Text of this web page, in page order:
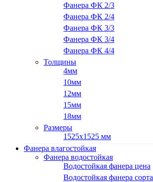
Фанера ФК 2/3
Фанера ФК 2/4
Фанера ФК 3/3
Фанера ФК 3/4
Фанера ФК 4/4
Толщины
4мм
10мм
12мм
15мм
18мм
Размеры
1525х1525 мм
Фанера влагостойкая
Фанера водостойкая
Водостойкая фанера цена
Водостойкая фанера сорта